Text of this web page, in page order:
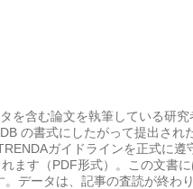
を含む論文を執筆している研
の書式にしたがって提出され
ガイドラインを正式に遵
ます（PDF形式）。この文書
データは、記事の査読が終わ